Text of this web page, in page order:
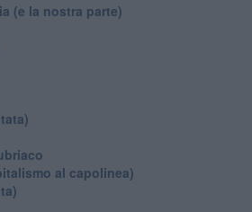
(e la nostra parte)
al capolinea)